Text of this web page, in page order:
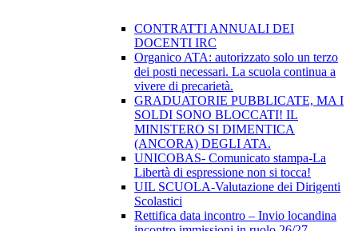
CONTRATTI ANNUALI DEI
DOCENTI IRC
Organico ATA: autorizzato solo un terzo
dei posti necessari. La scuola continua a
vivere di precarietà.
GRADUATORIE PUBBLICATE, MA I
SOLDI SONO BLOCCATI! IL
MINISTERO SI DIMENTICA
(ANCORA) DEGLI ATA.
UNICOBAS- Comunicato stampa-La
Libertà di espressione non si tocca!
UIL SCUOLA-Valutazione dei Dirigenti
Scolastici
Rettifica data incontro – Invio locandina